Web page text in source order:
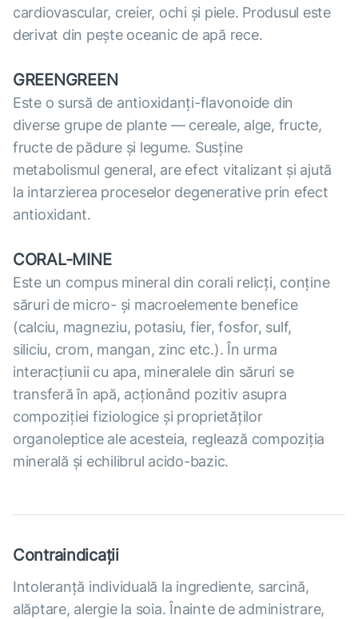
cardiovascular, creier, ochi și piele. Produsul este
derivat din pește oceanic de apă rece.
GREENGREEN
Este o sursă de antioxidanți-flavonoide din
diverse grupe de plante — cereale, alge, fructe,
fructe de pădure și legume. Susține
metabolismul general, are efect vitalizant și ajută
la intarzierea proceselor degenerative prin efect
antioxidant.
CORAL-MINE
Este un compus mineral din corali relicți, conține
săruri de micro- și macroelemente benefice
(calciu, magneziu, potasiu, fier, fosfor, sulf,
siliciu, crom, mangan, zinc etc.). În urma
interacțiunii cu apa, mineralele din săruri se
transferă în apă, acționând pozitiv asupra
compoziției fiziologice și proprietăților
organoleptice ale acesteia, reglează compoziția
minerală și echilibrul acido-bazic.
Contraindicații
Intoleranță individuală la ingrediente, sarcină,
alăptare, alergie la soia. Înainte de administrare,